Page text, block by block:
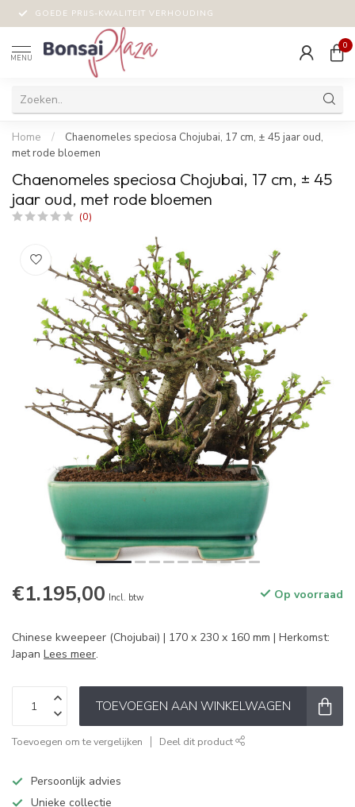
GOEDE PRIJS-KWALITEIT VERHOUDING
MENU
0
Home /
Chaenomeles speciosa Chojubai, 17 cm, ± 45 jaar oud,
met rode bloemen
Chaenomeles speciosa Chojubai, 17 cm, ± 45
jaar oud, met rode bloemen
(0)
€1.195,00 Incl. btw Op voorraad
Chinese kweepeer (Chojubai) | 170 x 230 x 160 mm | Herkomst:
Japan Lees meer.
TOEVOEGEN AAN WINKELWAGEN
Toevoegen om te vergelijken Deel dit product
Persoonlijk advies
Unieke collectie